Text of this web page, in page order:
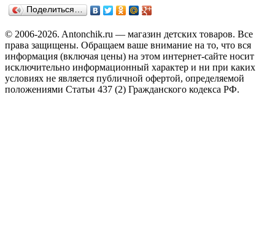
Поделиться…
© 2006-2026. Antonchik.ru — магазин детских товаров. Все
права защищены. Обращаем ваше внимание на то, что вся
информация (включая цены) на этом интернет-сайте носит
исключительно информационный характер и ни при каких
условиях не является публичной офертой, определяемой
положениями Статьи 437 (2) Гражданского кодекса РФ.